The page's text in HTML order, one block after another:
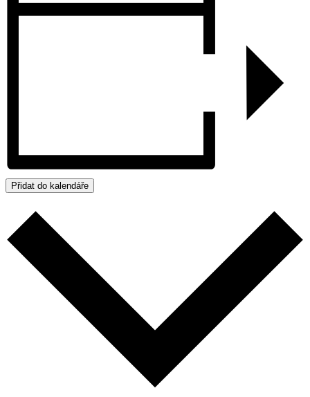
Přidat do kalendáře